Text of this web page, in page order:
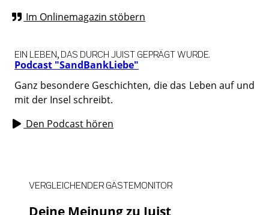
Im Onlinemagazin stöbern
Podcast "SandBankLiebe"
EIN LEBEN, DAS DURCH JUIST GEPRÄGT WURDE.
Ganz besondere Geschichten, die das Leben auf und
mit der Insel schreibt.
Den Podcast hören
VERGLEICHENDER GÄSTEMONITOR